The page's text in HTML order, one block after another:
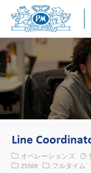
Line
カテゴリー
オペレーションズ
求人ID25569 役職フルタイム